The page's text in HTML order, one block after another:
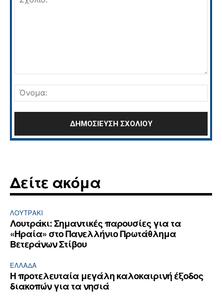
Δείτε ακόμα
ΛΟΥΤΡΆΚΙ
Λουτράκι: Σημαντικές παρουσίες για τα
«Ηραία» στο Πανελλήνιο Πρωτάθλημα
Βετεράνων Στίβου
ΕΛΛΆΔΑ
Η προτελευταία μεγάλη καλοκαιρινή έξοδος
διακοπών για τα νησιά